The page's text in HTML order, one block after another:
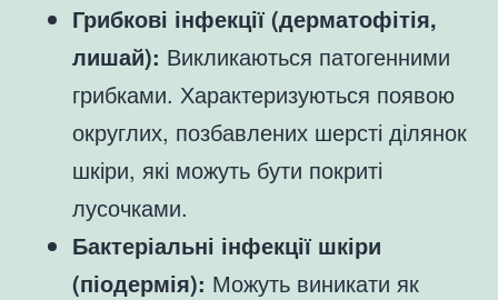
Грибкові інфекції (дерматофітія,
лишай): Викликаються патогенними
грибками. Характеризуються появою
округлих, позбавлених шерсті ділянок
шкіри, які можуть бути покриті
лусочками.
Бактеріальні інфекції шкіри
(піодермія): Можуть виникати як